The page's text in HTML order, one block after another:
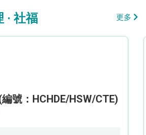
· 社福 更多
號：HCHDE/HSW/CTE)